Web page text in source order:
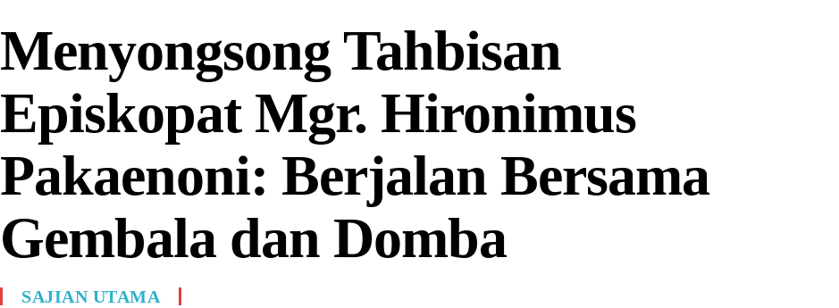
Menyongsong Tahbisan
Episkopat Mgr. Hironimus
Pakaenoni: Berjalan Bersama
Gembala dan Domba
SAJIAN UTAMA